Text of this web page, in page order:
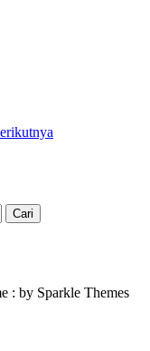
: by Sparkle Themes